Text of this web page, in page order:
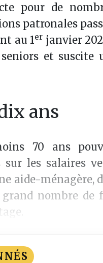
pour de
patronales
au 1er janvier
et suscite
ans
70 ans
les salaires
aide-ménagère,
nombre de